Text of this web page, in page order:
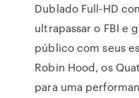
Dublado Full-HD
ultrapassar o FBI e
público com seus
Robin Hood, os
para uma